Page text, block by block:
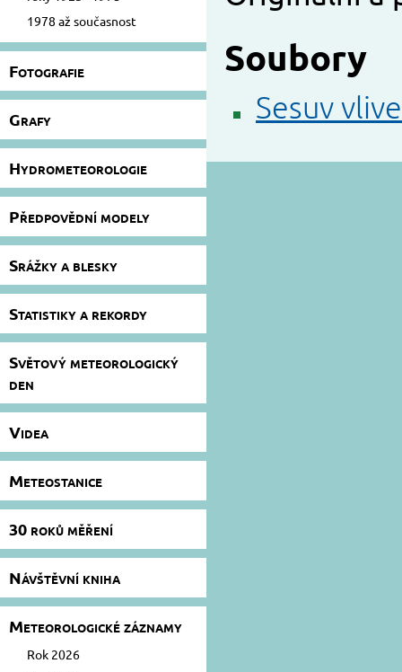
1978 až současnost
Fotografie
Grafy
Hydrometeorologie
Předpovědní modely
Srážky a blesky
Statistiky a rekordy
Světový meteorologický
den
Videa
Meteostanice
30 roků měření
Návštěvní kniha
Meteorologické záznamy
Rok 2026
Soubory
Sesuv